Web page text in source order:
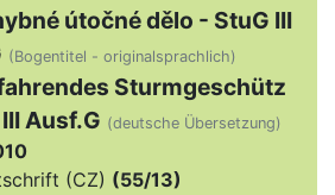
útočné dělo - StuG III
(Bogentitel - originalsprachlich)
Sturmgeschütz
Ausf.G (deutsche Übersetzung)
(CZ) (55/13)